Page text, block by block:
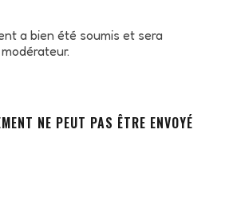
a bien été soumis et sera
NE PEUT PAS ÊTRE ENVOYÉ